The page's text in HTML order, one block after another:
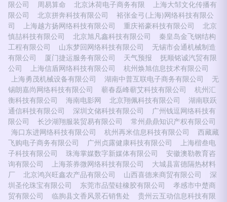
限公司
周易算命 北京沐荷电子商务有限
上海大邹文化传播有
限公司
北京拼奔科技有限公司
裕张金弓(上海)网络科技有限公
司
上海越方扬网络科技有限公司 重庆裕豪科技有限公司
北京
慎喆科技有限公司
北京旭凡鑫科技有限公司
秦皇岛金飞钢结构
工程有限公司
山东梦回网络科技有限公司
无锡市会通机械制造
有限公司
厦门捷运服务有限公司 天气预报
抚顺铭诚汽贸有限
公司
上海信盾网络科技有限公司
杭州焕旭信息技术有限公司
上海勇茂机械设备有限公司
湖南中普互联电子商务有限公司
无
锡朗嘉尚网络科技有限公司
蕲春磊峰蕲艾科技有限公司
杭州汇
衡科技有限公司
海南电影网 北京翔佩科技有限公司
湖南联跃
通信科技有限公司
深圳文储科技有限公司
广州钱逗网络科技有
限公司
长沙湖翔服装贸易有限公司
常州鼎鼎知识产权有限公司
海口东进网络科技有限公司
杭州再米信息科技有限公司
西藏藏
飞购电子商务有限公司
广州贞露健康科技有限公司
上海楷叁电
子科技有限公司
珠海掌媒数字新媒体有限公司
安徽澳勒教育咨
询有限公司
上海茶券微网络科技有限公司
大城县富德隔热材料
厂
北京鸿兴旺鑫农产品有限公司 山西喜德来商贸有限公司
深
圳圣伦珠宝有限公司
东莞市品莹硅橡胶有限公司
孝感市中楚商
贸有限公司
临朐县文香风景石销售处
贵州云互动信息科技有限